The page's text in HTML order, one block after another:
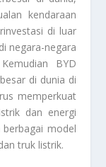
kendaraan
di luar
negara-negara
BYD
di dunia di
memperkuat
dan energi
model
truk listrik.